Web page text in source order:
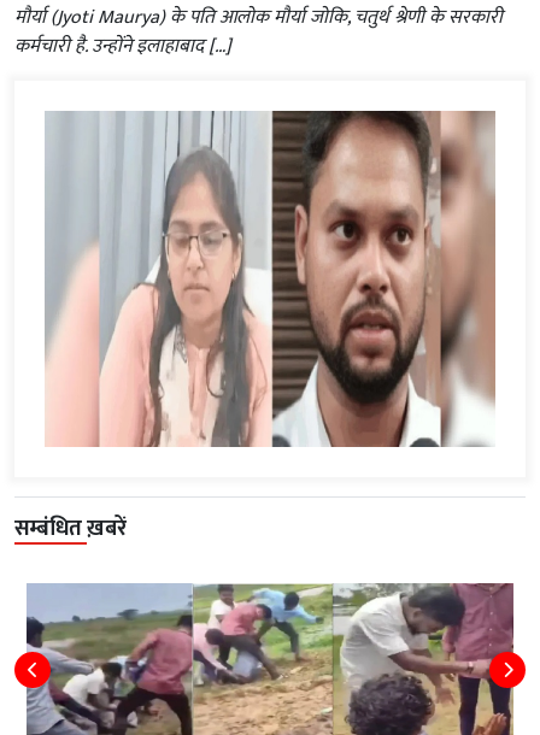
मौर्या (Jyoti Maurya) के पति आलोक मौर्या जोकि, चतुर्थ श्रेणी के सरकारी
कर्मचारी है. उन्होंने इलाहाबाद […]
सम्बंधित ख़बरें